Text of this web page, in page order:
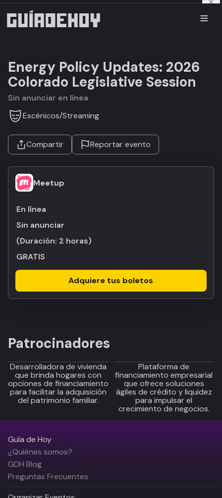
Energy Policy Updates: 2026
Colorado Legislative Session
Sin anunciar en línea
Escénicos/Streaming
Compartir Reportar evento
Meetup
En línea
Sin anunciar
(Duración: 2 horas)
GRATIS
Adquiere tus boletos
Patrocinadores
Desarrolladora de vivienda
que brinda hogares con
opciones de financiamiento
para facilitar la adquisición
del patrimonio familiar.
Plataforma de
financiamiento empresarial
que ofrece soluciones
ágiles de crédito y liquidez
para impulsar el
crecimiento de negocios.
Guía de Hoy
¿Quiénes somos?
GDH Blog
Preguntas Frecuentes